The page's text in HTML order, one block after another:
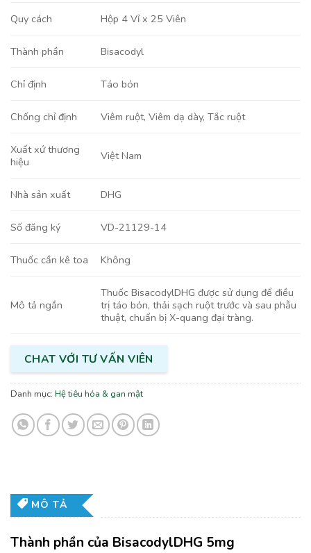
Quy cách Hộp 4 Vỉ x 25 Viên
Thành phần Bisacodyl
Chỉ định Táo bón
Chống chỉ định Viêm ruột, Viêm dạ dày, Tắc ruột
Xuất xứ thương
hiệu
Việt Nam
Nhà sản xuất DHG
Số đăng ký VD-21129-14
Thuốc cần kê toa Không
Mô tả ngắn
Thuốc BisacodylDHG được sử dụng để điều
trị táo bón, thải sạch ruột trước và sau phẫu
thuật, chuẩn bị X-quang đại tràng.
CHAT VỚI TƯ VẤN VIÊN
Danh mục: Hệ tiêu hóa & gan mật
MÔ TẢ
Thành phần của BisacodylDHG 5mg